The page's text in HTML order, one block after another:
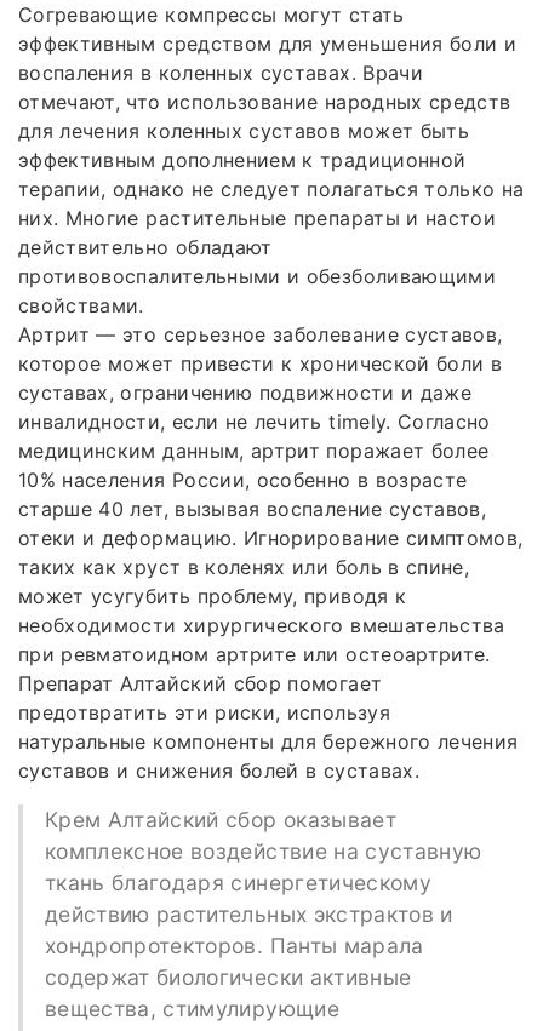
Согревающие компрессы могут стать
эффективным средством для уменьшения боли и
воспаления в коленных суставах. Врачи
отмечают, что использование народных средств
для лечения коленных суставов может быть
эффективным дополнением к традиционной
терапии, однако не следует полагаться только на
них. Многие растительные препараты и настои
действительно обладают
противовоспалительными и обезболивающими
свойствами.
Артрит — это серьезное заболевание суставов,
которое может привести к хронической боли в
суставах, ограничению подвижности и даже
инвалидности, если не лечить timely. Согласно
медицинским данным, артрит поражает более
10% населения России, особенно в возрасте
старше 40 лет, вызывая воспаление суставов,
отеки и деформацию. Игнорирование симптомов,
таких как хруст в коленях или боль в спине,
может усугубить проблему, приводя к
необходимости хирургического вмешательства
при ревматоидном артрите или остеоартрите.
Препарат Алтайский сбор помогает
предотвратить эти риски, используя
натуральные компоненты для бережного лечения
суставов и снижения болей в суставах.
Крем Алтайский сбор оказывает
комплексное воздействие на суставную
ткань благодаря синергетическому
действию растительных экстрактов и
хондропротекторов. Панты марала
содержат биологически активные
вещества, стимулирующие